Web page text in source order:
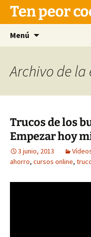
Saltar
contenido
Ten peor
Menú
Archivo de
Trucos de los
Empezar hoy
3 junio, 2013
ahorro, cursos online,